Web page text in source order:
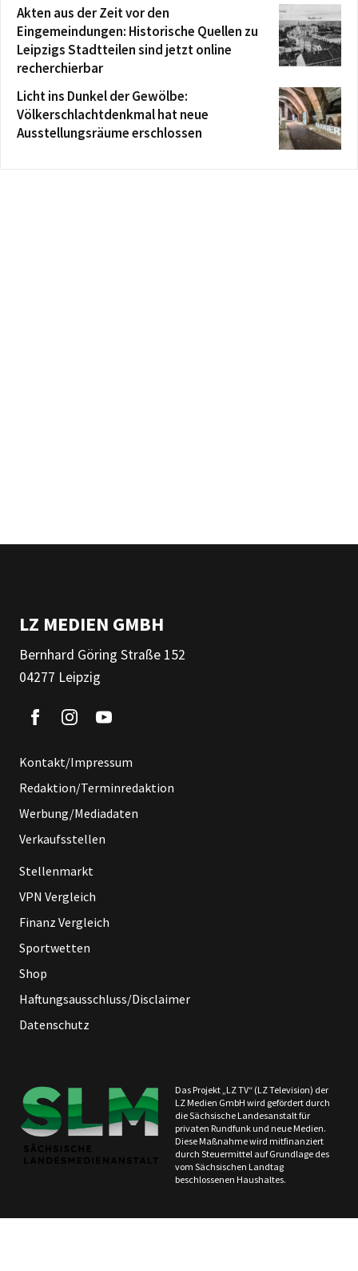
Akten aus der Zeit vor den
Eingemeindungen: Historische Quellen zu
Leipzigs Stadtteilen sind jetzt online
recherchierbar
Licht ins Dunkel der Gewölbe:
Völkerschlachtdenkmal hat neue
Ausstellungsräume erschlossen
LZ MEDIEN GMBH
Bernhard Göring Straße 152
04277 Leipzig
Kontakt/Impressum
Redaktion/Terminredaktion
Werbung/Mediadaten
Verkaufsstellen
Stellenmarkt
VPN Vergleich
Finanz Vergleich
Sportwetten
Shop
Haftungsausschluss/Disclaimer
Datenschutz
Das Projekt „LZ TV“ (LZ Television) der
LZ Medien GmbH wird gefördert durch
die Sächsische Landesanstalt für
privaten Rundfunk und neue Medien.
Diese Maßnahme wird mitfinanziert
durch Steuermittel auf Grundlage des
vom Sächsischen Landtag
beschlossenen Haushaltes.